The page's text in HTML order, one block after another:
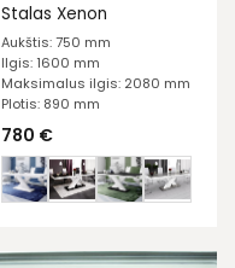
Stalas Xenon
Aukštis: 750 mm
Ilgis: 1600 mm
Maksimalus ilgis: 2080 mm
Plotis: 890 mm
780 €